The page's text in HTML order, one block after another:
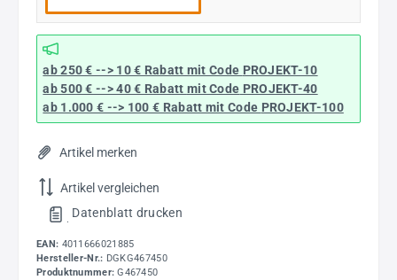
ab 250 € --> 10 € Rabatt mit Code PROJEKT-10
ab 500 € --> 40 € Rabatt mit Code PROJEKT-40
ab 1.000 € --> 100 € Rabatt mit Code PROJEKT-100
Artikel merken
Artikel vergleichen
Datenblatt drucken
EAN: 4011666021885
Hersteller-Nr.: DGKG467450
Produktnummer: G467450